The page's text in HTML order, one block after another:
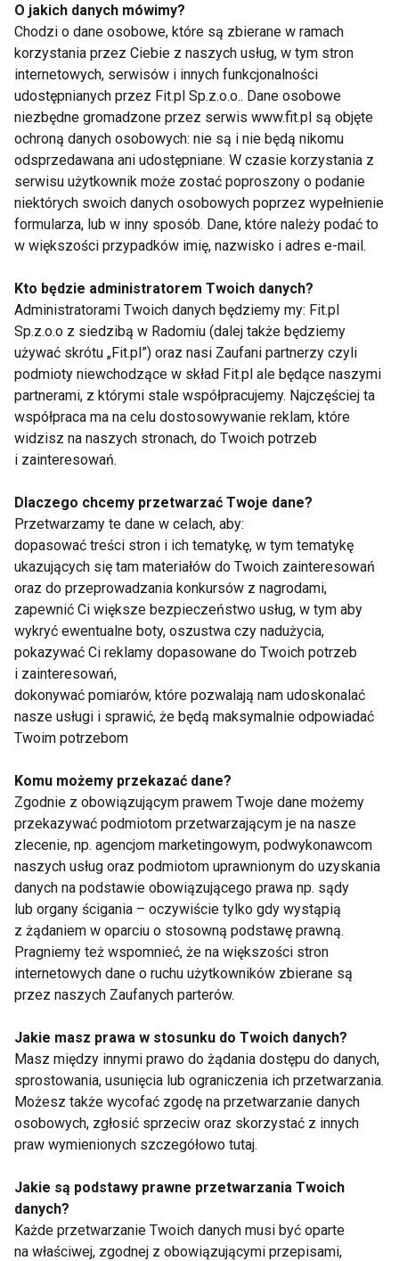
Pierwszy odcinek -
nowe zmagania
Ruszają kolejne
castingi do „You Can
Dance”
Patricia Kazadi
poprowadzi „You Can
Dance”
Startują castingi do
nowej edycji „You Can
Dance”!
Pokaż więcej
Jazz
Dancing Poznań 2012
Jazz z Piotrem
XX Międzynarodowe
warsztaty tańca
Jazzowego
Europejskie Spotkania
Taneczne
Open Poland - III
Ogólnopolski Turniej
Tańca
Salsa kompleksowo z
Jazzym Ruizem
Latin Jazz z
Tomaszem Barańskim
Warsztaty Broadway
Jazz w Białymstoku
O jakich danych mówimy?
Chodzi o dane osobowe, które są zbierane w ramach
korzystania przez Ciebie z naszych usług, w tym stron
internetowych, serwisów i innych funkcjonalności
udostępnianych przez Fit.pl Sp.z.o.o.. Dane osobowe
niezbędne gromadzone przez serwis www.fit.pl są objęte
ochroną danych osobowych: nie są i nie będą nikomu
odsprzedawana ani udostępniane. W czasie korzystania z
serwisu użytkownik może zostać poproszony o podanie
niektórych swoich danych osobowych poprzez wypełnienie
formularza, lub w inny sposób. Dane, które należy podać to
w większości przypadków imię, nazwisko i adres e-mail.
Kto będzie administratorem Twoich danych?
Administratorami Twoich danych będziemy my: Fit.pl
Sp.z.o.o z siedzibą w Radomiu (dalej także będziemy
używać skrótu „Fit.pl”) oraz nasi Zaufani partnerzy czyli
podmioty niewchodzące w skład Fit.pl ale będące naszymi
partnerami, z którymi stale współpracujemy. Najczęściej ta
współpraca ma na celu dostosowywanie reklam, które
widzisz na naszych stronach, do Twoich potrzeb
i zainteresowań.
Dlaczego chcemy przetwarzać Twoje dane?
Przetwarzamy te dane w celach, aby:
dopasować treści stron i ich tematykę, w tym tematykę
ukazujących się tam materiałów do Twoich zainteresowań
oraz do przeprowadzania konkursów z nagrodami,
zapewnić Ci większe bezpieczeństwo usług, w tym aby
wykryć ewentualne boty, oszustwa czy nadużycia,
pokazywać Ci reklamy dopasowane do Twoich potrzeb
i zainteresowań,
dokonywać pomiarów, które pozwalają nam udoskonalać
nasze usługi i sprawić, że będą maksymalnie odpowiadać
Twoim potrzebom
Komu możemy przekazać dane?
Zgodnie z obowiązującym prawem Twoje dane możemy
przekazywać podmiotom przetwarzającym je na nasze
zlecenie, np. agencjom marketingowym, podwykonawcom
naszych usług oraz podmiotom uprawnionym do uzyskania
danych na podstawie obowiązującego prawa np. sądy
lub organy ścigania – oczywiście tylko gdy wystąpią
z żądaniem w oparciu o stosowną podstawę prawną.
Pragniemy też wspomnieć, że na większości stron
internetowych dane o ruchu użytkowników zbierane są
przez naszych Zaufanych parterów.
Jakie masz prawa w stosunku do Twoich danych?
Masz między innymi prawo do żądania dostępu do danych,
sprostowania, usunięcia lub ograniczenia ich przetwarzania.
Możesz także wycofać zgodę na przetwarzanie danych
osobowych, zgłosić sprzeciw oraz skorzystać z innych
praw wymienionych szczegółowo tutaj.
Jakie są podstawy prawne przetwarzania Twoich
danych?
Każde przetwarzanie Twoich danych musi być oparte
na właściwej, zgodnej z obowiązującymi przepisami,